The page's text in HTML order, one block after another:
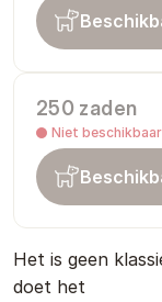
250 zaden
Niet beschikbaar
Het is geen
doet het